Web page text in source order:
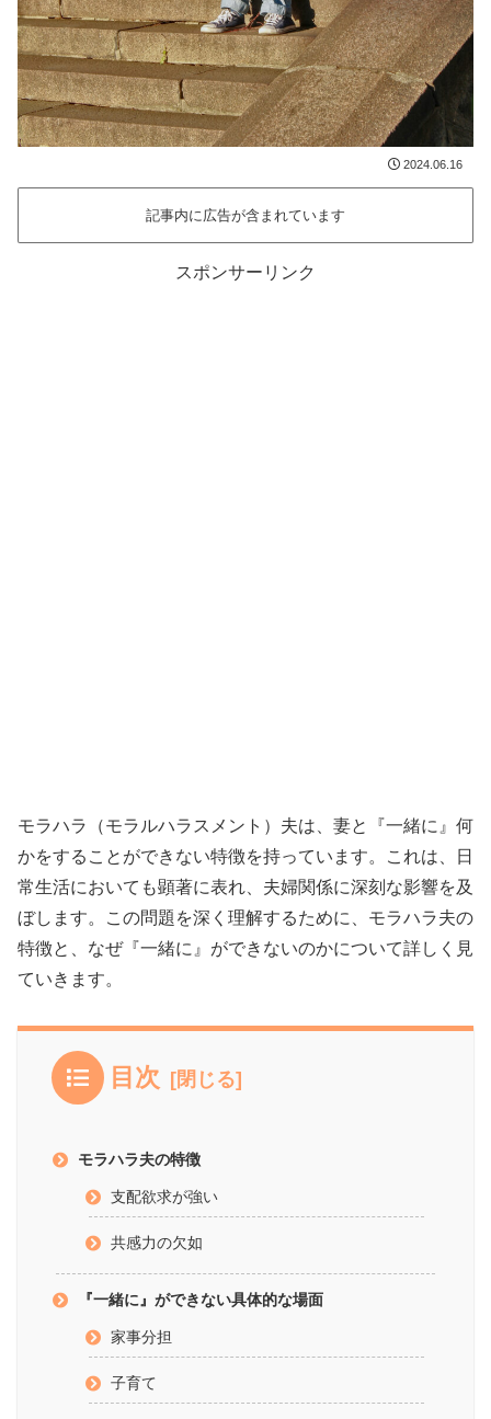
2024.06.16
記事内に広告が含まれています
スポンサーリンク
モラハラ（モラルハラスメント）夫は、妻と『一緒に』何
かをすることができない特徴を持っています。これは、日
常生活においても顕著に表れ、夫婦関係に深刻な影響を及
ぼします。この問題を深く理解するために、モラハラ夫の
特徴と、なぜ『一緒に』ができないのかについて詳しく見
ていきます。
目次
モラハラ夫の特徴
支配欲求が強い
共感力の欠如
『一緒に』ができない具体的な場面
家事分担
子育て